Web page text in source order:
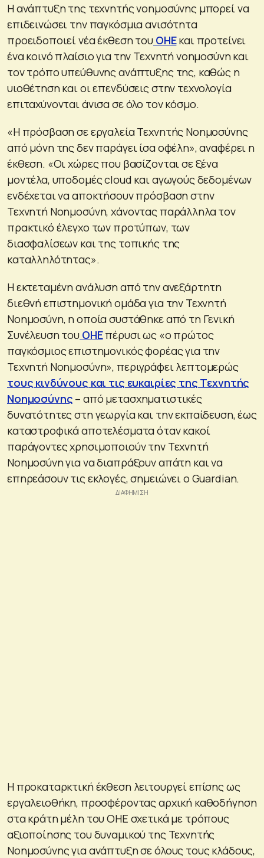
Η ανάπτυξη της τεχνητής νοημοσύνης μπορεί να
επιδεινώσει την παγκόσμια ανισότητα
προειδοποιεί νέα έκθεση τουΟΗΕκαι προτείνει
ένα κοινό πλαίσιο για την Τεχνητή νοημοσύνη και
τον τρόπο υπεύθυνης ανάπτυξης της, καθώς η
υιοθέτηση και οι επενδύσεις στην τεχνολογία
επιταχύνονται άνισα σε όλο τον κόσμο.
«Η πρόσβαση σε εργαλεία Τεχνητής Νοημοσύνης
από μόνη της δεν παράγει ίσα οφέλη», αναφέρει η
έκθεση. «Οι χώρες που βασίζονται σε ξένα
μοντέλα, υποδομές cloud και αγωγούς δεδομένων
ενδέχεται να αποκτήσουν πρόσβαση στην
Τεχνητή Νοημοσύνη, χάνοντας παράλληλα τον
πρακτικό έλεγχο των προτύπων, των
διασφαλίσεων και της τοπικής της
καταλληλότητας».
Η εκτεταμένη ανάλυση από την ανεξάρτητη
διεθνή επιστημονική ομάδα για την Τεχνητή
Νοημοσύνη, η οποία συστάθηκε από τη Γενική
Συνέλευση του ΟΗΕπέρυσι ως «ο πρώτος
παγκόσμιος επιστημονικός φορέας για την
Τεχνητή Νοημοσύνη», περιγράφει λεπτομερώς
τους κινδύνους και τις ευκαιρίες της Τεχνητής
Νοημοσύνης – από μετασχηματιστικές
δυνατότητες στη γεωργία και την εκπαίδευση, έως
καταστροφικά αποτελέσματα όταν κακοί
παράγοντες χρησιμοποιούν την Τεχνητή
Νοημοσύνη για να διαπράξουν απάτη και να
επηρεάσουν τις εκλογές, σημειώνει ο Guardian.
Η προκαταρκτική έκθεση λειτουργεί επίσης ως
εργαλειοθήκη, προσφέροντας αρχική καθοδήγηση
στα κράτη μέλη του ΟΗΕ σχετικά με τρόπους
αξιοποίησης του δυναμικού της Τεχνητής
Νοημοσύνης για ανάπτυξη σε όλους τους κλάδους,